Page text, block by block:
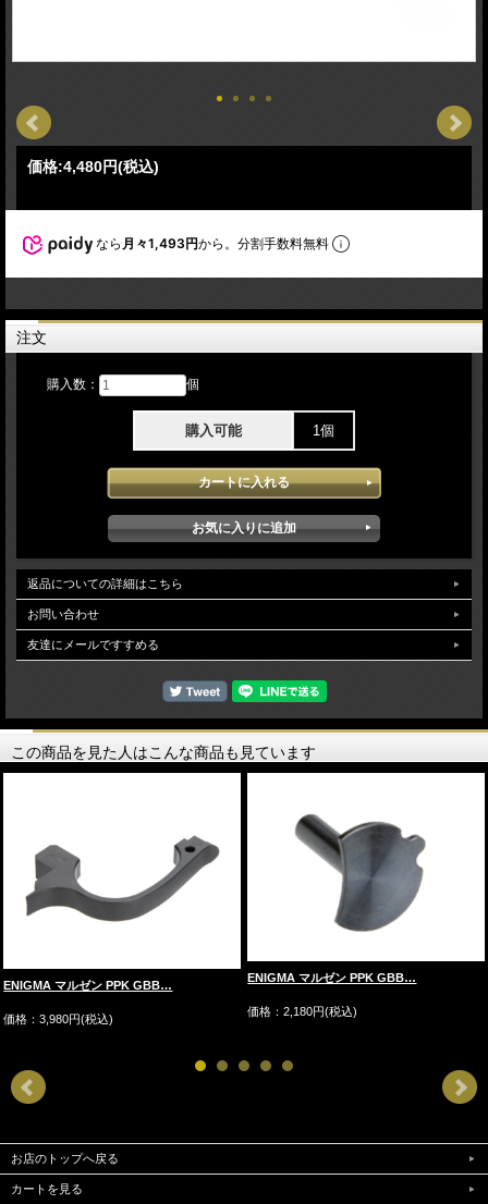
価格:4,480円(税込)
なら 月々1,493円から。分割手数料無料
注文
購入数： 個
購入可能 1個
返品についての詳細はこちら
お問い合わせ
友達にメールですすめる
この商品を見た人はこんな商品も見ています
ENIGMA マルゼン PPK GBB…
価格：3,980円(税込)
ENIGMA マルゼン PPK GBB…
価格：2,180円(税込)
お店のトップへ戻る
カートを見る